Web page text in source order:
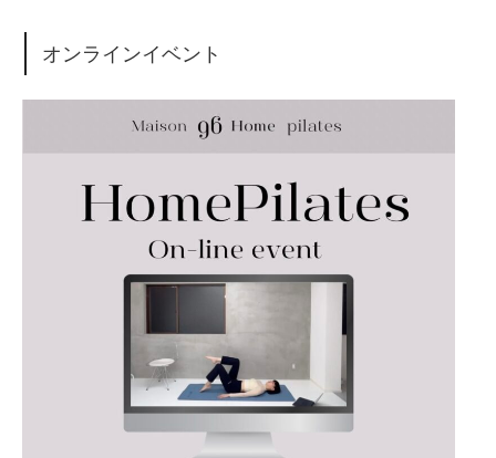
オンラインイベント